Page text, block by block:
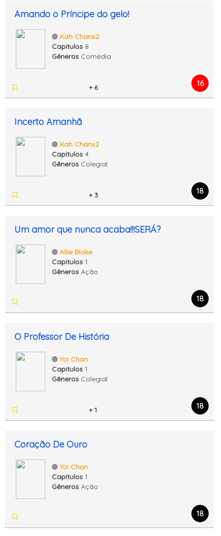
Amando o Príncipe do gelo!
Kah Chans2
Capitulos 8
Gêneros Comédia
+ 6 16
Incerto Amanhã
Kah Chans2
Capitulos 4
Gêneros Colegial
+ 3 18
Um amor que nunca acaba!!!SERÁ?
Allie Blake
Capitulos 1
Gêneros Ação
18
O Professor De História
Yoi Chan
Capitulos 1
Gêneros Colegial
+ 1 18
Coração De Ouro
Yoi Chan
Capitulos 1
Gêneros Ação
18